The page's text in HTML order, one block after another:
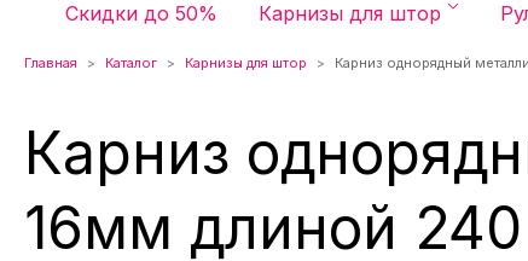
Скидки до 50% Карнизы для штор
Главная Каталог Карнизы для штор Карниз однорядный
Карниз
16мм длиной